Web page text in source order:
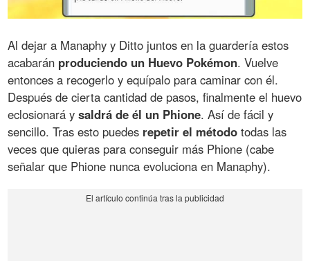
Al dejar a Manaphy y Ditto juntos en la guardería estos
acabarán produciendo un Huevo Pokémon. Vuelve
entonces a recogerlo y equípalo para caminar con él.
Después de cierta cantidad de pasos, finalmente el huevo
eclosionará ysaldrá de él un Phione. Así de fácil y
sencillo. Tras esto puedes repetir el método todas las
veces que quieras para conseguir más Phione (cabe
señalar que Phione nunca evoluciona en Manaphy).